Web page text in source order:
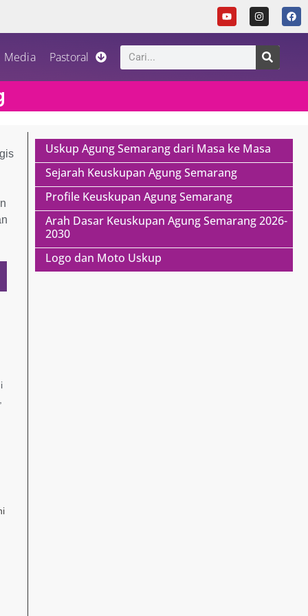
Media Pastoral
Uskup Agung Semarang dari Masa ke Masa
Sejarah Keuskupan Agung Semarang
Profile Keuskupan Agung Semarang
Arah Dasar Keuskupan Agung Semarang 2026-
2030
Logo dan Moto Uskup